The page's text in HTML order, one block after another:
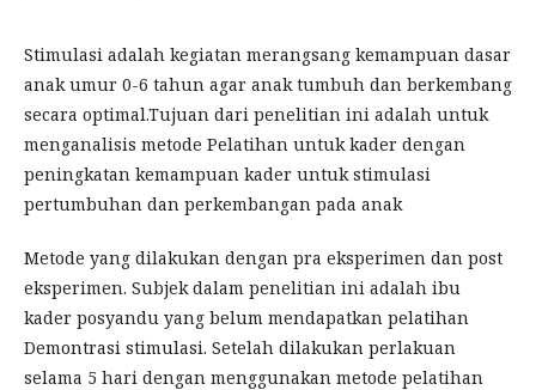
Stimulasi adalah kegiatan merangsang kemampuan dasar
anak umur 0-6 tahun agar anak tumbuh dan berkembang
secara optimal.Tujuan dari penelitian ini adalah untuk
menganalisis metode Pelatihan untuk kader dengan
peningkatan kemampuan kader untuk stimulasi
pertumbuhan dan perkembangan pada anak
Metode yang dilakukan dengan pra eksperimen dan post
eksperimen. Subjek dalam penelitian ini adalah ibu
kader posyandu yang belum mendapatkan pelatihan
Demontrasi stimulasi. Setelah dilakukan perlakuan
selama 5 hari dengan menggunakan metode pelatihan